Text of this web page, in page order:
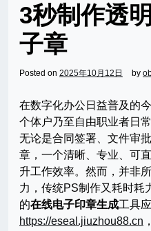
3秒制作透
子章
Posted on 2025年10月12日 by
在数字化办公日益普及的
个体户乃至自由职业者日
无论是合同签署、文件审
章，一个清晰、专业、可
升工作效率。然而，并非
力，传统PS制作又耗时耗
的在线电子印章生成工具
https://eseal.jiuzhou88.cn